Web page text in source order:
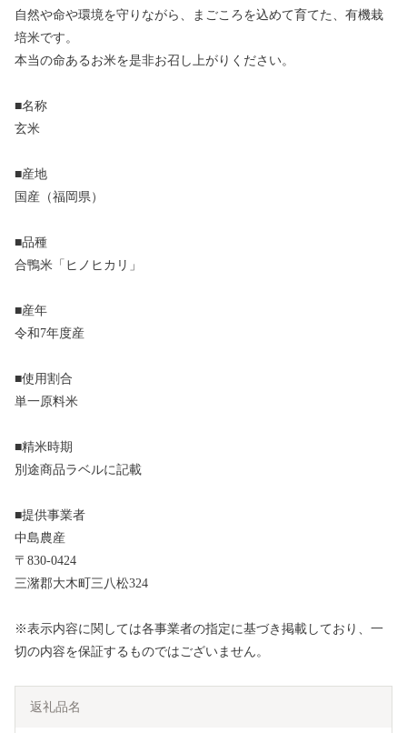
自然や命や環境を守りながら、まごころを込めて育てた、有機栽
培米です。
本当の命あるお米を是非お召し上がりください。
■名称
玄米
■産地
国産（福岡県）
■品種
合鴨米「ヒノヒカリ」
■産年
令和7年度産
■使用割合
単一原料米
■精米時期
別途商品ラベルに記載
■提供事業者
中島農産
〒830-0424
三潴郡大木町三八松324
※表示内容に関しては各事業者の指定に基づき掲載しており、一
切の内容を保証するものではございません。
返礼品名